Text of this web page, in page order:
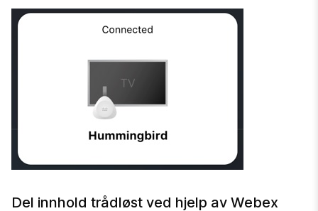
Del innhold trådløst ved hjelp av Webex